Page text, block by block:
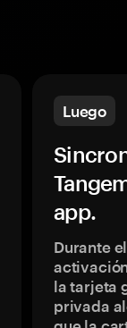
Luego
app.
Durante
la tarjeta
privada